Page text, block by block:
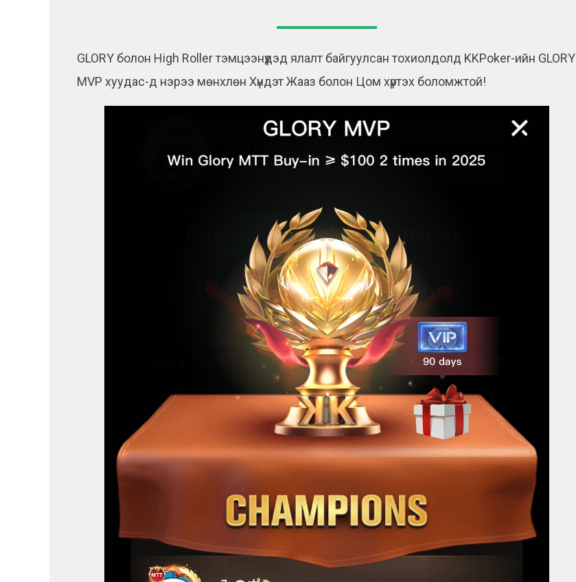
GLORY болон High Roller тэмцээнүүдэд ялалт байгуулсан тохиолдолд KKPoker-ийн GLORY
MVP хуудас-д нэрээ мөнхлөн Хүндэт Жааз болон Цом хүртэх боломжтой!